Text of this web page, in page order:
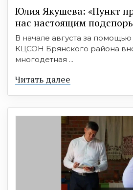
Юлия Якушева: «Пункт
нас настоящим
В начале августа за помощью
КЦСОН Брянского района
многодетная ...
Читать далее